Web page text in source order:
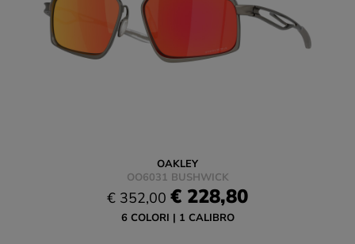
OAKLEY
OO6031 BUSHWICK
€ 352,00 € 228,80
6 COLORI 1 CALIBRO